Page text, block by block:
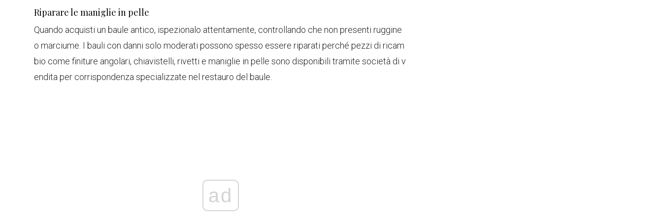
Riparare le maniglie in pelle
Quando acquisti un baule antico, ispezionalo attentamente, controllando che non presenti ruggine
o marciume. I bauli con danni solo moderati possono spesso essere riparati perché pezzi di ricam
bio come finiture angolari, chiavistelli, rivetti e maniglie in pelle sono disponibili tramite società di v
endita per corrispondenza specializzate nel restauro del baule.
ad